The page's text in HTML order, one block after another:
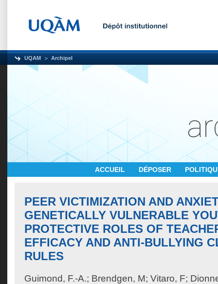
UQAM Archipel
ACCUEIL DÉPOSER
PEER VICTIMIZATION AND
GENETICALLY VULNERABLE
PROTECTIVE ROLES OF
EFFICACY AND ANTI-BULLYING
RULES
Guimond, F.-A.; Brendgen, M; Vitaro, F;